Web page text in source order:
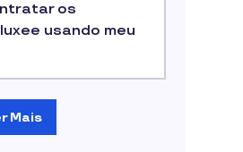
os
usando meu
Mais